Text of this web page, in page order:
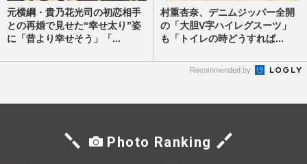
元横綱・貴乃花光司の初恋相手
との再婚で見せた“幸せ太り”姿
に「昔より幸せそう」「...
村重杏奈、デニムジッパー全開
の「大胆V字ハイレグスーツ」
も「トイレの時どうすれば...
Recommended by
Photo Ranking